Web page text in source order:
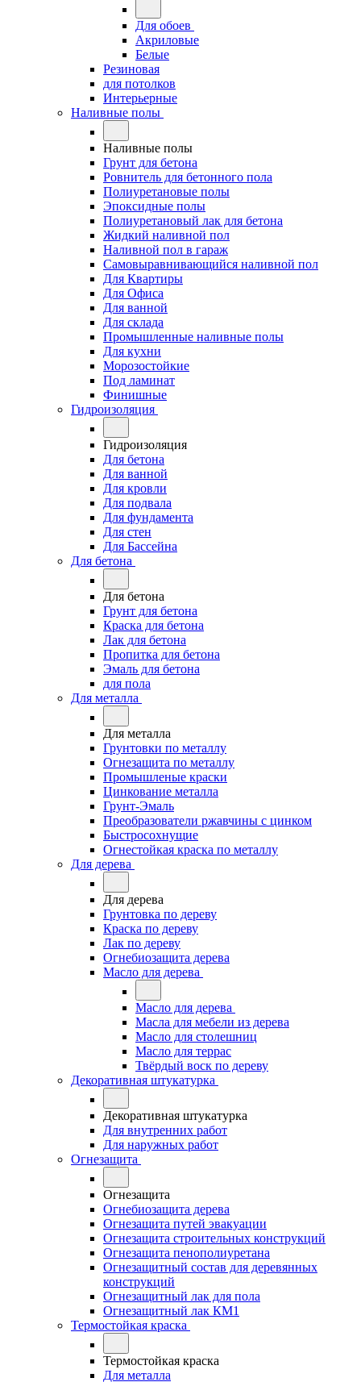
Для обоев
Акриловые
Белые
Резиновая
для потолков
Интерьерные
Наливные полы
Наливные полы
Грунт для бетона
Ровнитель для бетонного пола
Полиуретановые полы
Эпоксидные полы
Полиуретановый лак для бетона
Жидкий наливной пол
Наливной пол в гараж
Самовыравнивающийся наливной пол
Для Квартиры
Для Офиса
Для ванной
Для склада
Промышленные наливные полы
Для кухни
Морозостойкие
Под ламинат
Финишные
Гидроизоляция
Гидроизоляция
Для бетона
Для ванной
Для кровли
Для подвала
Для фундамента
Для стен
Для Бассейна
Для бетона
Для бетона
Грунт для бетона
Краска для бетона
Лак для бетона
Пропитка для бетона
Эмаль для бетона
для пола
Для металла
Для металла
Грунтовки по металлу
Огнезащита по металлу
Промышленые краски
Цинкование металла
Грунт-Эмаль
Преобразователи ржавчины с цинком
Быстросохнущие
Огнестойкая краска по металлу
Для дерева
Для дерева
Грунтовка по дереву
Краска по дереву
Лак по дереву
Огнебиозащита дерева
Масло для дерева
Масло для дерева
Масла для мебели из дерева
Масло для столешниц
Масло для террас
Твёрдый воск по дереву
Декоративная штукатурка
Декоративная штукатурка
Для внутренних работ
Для наружных работ
Огнезащита
Огнезащита
Огнебиозащита дерева
Огнезащита путей эвакуации
Огнезащита строительных конструкций
Огнезащита пенополиуретана
Огнезащитный состав для деревянных
конструкций
Огнезащитный лак для пола
Огнезащитный лак КМ1
Термостойкая краска
Термостойкая краска
Для металла